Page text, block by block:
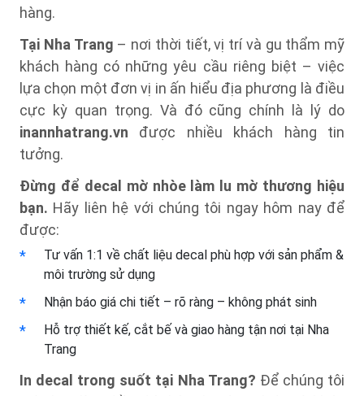
hàng.
Tại Nha Trang – nơi thời tiết, vị trí và gu thẩm mỹ
khách hàng có những yêu cầu riêng biệt – việc
lựa chọn một đơn vị in ấn hiểu địa phương là điều
cực kỳ quan trọng. Và đó cũng chính là lý do
inannhatrang.vn được nhiều khách hàng tin
tưởng.
Đừng để decal mờ nhòe làm lu mờ thương hiệu
bạn. Hãy liên hệ với chúng tôi ngay hôm nay để
được:
Tư vấn 1:1 về chất liệu decal phù hợp với sản phẩm &
môi trường sử dụng
Nhận báo giá chi tiết – rõ ràng – không phát sinh
Hỗ trợ thiết kế, cắt bế và giao hàng tận nơi tại Nha
Trang
In decal trong suốt tại Nha Trang? Để chúng tôi